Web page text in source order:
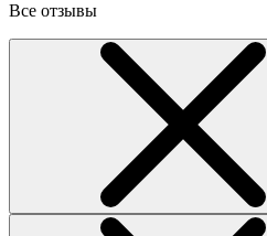
Все отзывы